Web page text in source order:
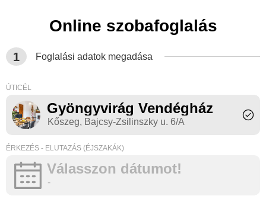
Online szobafoglalás
1 Foglalási adatok megadása
ÚTICÉL
Gyöngyvirág Vendégház
Kőszeg, Bajcsy-Zsilinszky u. 6/A
ÉRKEZÉS - ELUTAZÁS (ÉJSZAKÁK)
Válasszon dátumot!
-